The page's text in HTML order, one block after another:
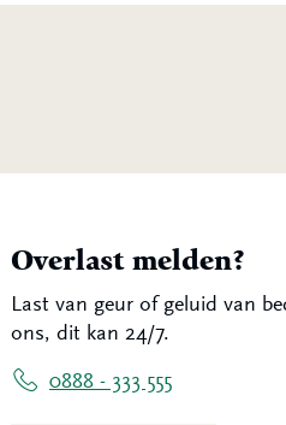
Overlast melden?
Last van geur of geluid van
ons, dit kan 24/7.
0888 - 333 555